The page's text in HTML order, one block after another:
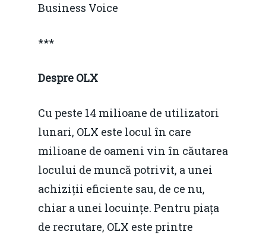
Business Voice
***
Despre OLX
Cu peste 14 milioane de utilizatori
lunari, OLX este locul în care
milioane de oameni vin în căutarea
locului de muncă potrivit, a unei
achiziții eficiente sau, de ce nu,
chiar a unei locuințe. Pentru piața
de recrutare, OLX este printre